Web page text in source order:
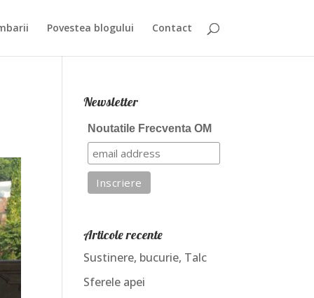
Povestea blogului Contact
Newsletter
Noutatile Frecventa OM
Articole recente
Sustinere, bucurie, Talc
Sferele apei